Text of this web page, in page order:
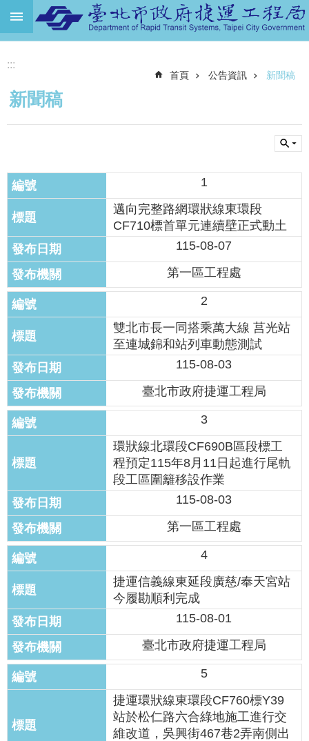
跳到主要內容區塊
階
尋
捷
運
路
網
土
地
開
發
便
民
服
務
人
文
關
懷
政
平
臺
捷
影
視
界
網
站
導
覽
首
:::
首頁 公告資訊 新聞稿
新聞稿
1
邁向完整路網環狀線東環段
CF710標首單元連續壁正式動土
115-08-07
第一區工程處
2
雙北市長一同搭乘萬大線 莒光站
至連城錦和站列車動態測試
115-08-03
臺北市政府捷運工程局
3
環狀線北環段CF690B區段標工
程預定115年8月11日起進行尾軌
段工區圍籬移設作業
115-08-03
第一區工程處
4
捷運信義線東延段廣慈/奉天宮站
今履勘順利完成
115-08-01
臺北市政府捷運工程局
5
捷運環狀線東環段CF760標Y39
站於松仁路六合綠地施工進行交
維改道，吳興街467巷2弄南側出